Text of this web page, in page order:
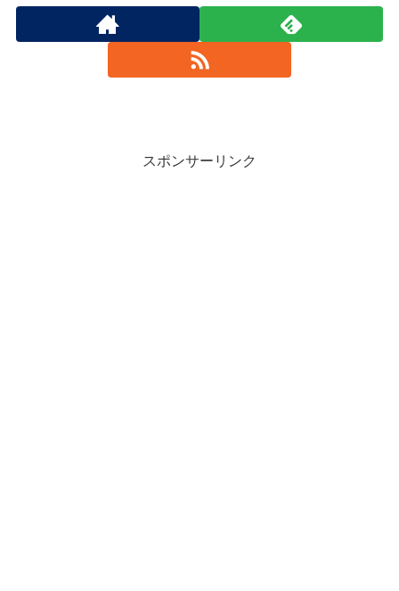
スポンサーリンク